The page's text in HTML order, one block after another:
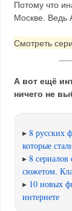
Потому что
Москве. Ведь
Смотреть
А вот ещё
ничего не
▸8 русских
которые
▸8
сюжетом.
▸ 10 новых
интернете